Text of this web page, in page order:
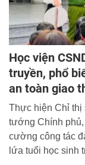
Học viện
truyền, phổ
an toàn giao
Thực hiện Chỉ thị
tướng Chính phủ,
cường công tác
lứa tuổi học sinh